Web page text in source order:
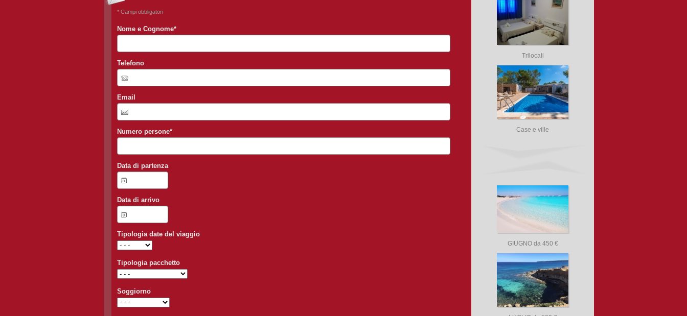
* Campi obbligatori
Nome e Cognome*
Telefono
Email
Numero persone*
Data di partenza
Data di arrivo
Tipologia date del viaggio
Tipologia pacchetto
Soggiorno
Trilocali
Case e ville
GIUGNO da 450 €